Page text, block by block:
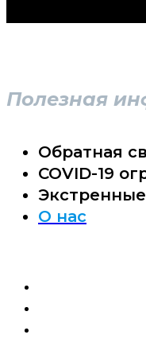
Полезная
Обратная
COVID-19
О нас